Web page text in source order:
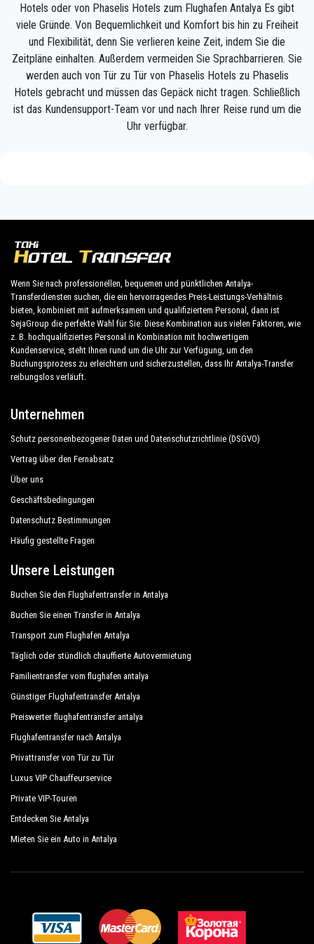
steigen, mit dem fahrbereiten Auto und einer
helfenden Hand, die bereit ist, Ihnen bei Ihrem zu
helfen Gepäck und bringen Sie zu Ihrem Ziel in
Phaselis .
Ihre Erfahrung mit unserem Transferservice wird
hervorragend sein, da unser Team aus stolzen
Fachleuten besteht, die dafür sorgen, dass Sie
Wir bieten unseren Kunden einen professionellen
und privaten Taxiservice zu einem erschwinglichen
Preis, professionellen Fahrern und komfortablen
Autos überall in Phaselis.
PrivateTransferAntalya ist nicht nur ein normales
Unternehmen, wir sind die schöne Alternative zu
öffentlichen Verkehrsmitteln von oder nach
Phaselis.
Tarife. Worauf wartest du ?
Buchen Sie jetzt Ihren privaten Transfer in Antalya
Die große Erfahrung unseres Unternehmens
garantiert allen unseren Kunden die Gewissheit
eines professionellen Service für alle, dank unserer
Unsere Kunden stehen bei uns an erster Stelle und
profitieren von Autos, die mit allem Komfort
ausgestattet sind, und einem Personal, das ihrem
Beruf würdig ist.
Dank der Professionalität der angebotenen
Dienstleistungen und der langjährigen Erfahrung in
diesem Bereich genießt unser Unternehmen einen
hervorragenden Ruf in der Stadt Antalya.
Wir bieten dem Kunden maximalen Komfort und
Alle unsere Fahrer sprechen Englisch und bieten
unseren Gästen ein Höchstmaß an Herzlichkeit und
Professionalität und werden jedes Jahr einer
unterzogen. Indem wir respektieren, was die
unabhängiger Transportlinien vorschreibt, gewinnen
wir großes Vertrauen von denjenigen, die einen der
Hotels oder von Phaselis Hotels zum Flughafen Antalya Es gibt
viele Gründe. Von Bequemlichkeit und Komfort bis hin zu Freiheit
und Flexibilität, denn Sie verlieren keine Zeit, indem Sie die
Zeitpläne einhalten. Außerdem vermeiden Sie Sprachbarrieren. Sie
werden auch von Tür zu Tür von Phaselis Hotels zu Phaselis
Hotels gebracht und müssen das Gepäck nicht tragen. Schließlich
ist das Kundensupport-Team vor und nach Ihrer Reise rund um die
Uhr verfügbar.
Wenn Sie nach professionellen, bequemen und pünktlichen Antalya-
Transferdiensten suchen, die ein hervorragendes Preis-Leistungs-Verhältnis
bieten, kombiniert mit aufmerksamem und qualifiziertem Personal, dann ist
SejaGroup die perfekte Wahl für Sie. Diese Kombination aus vielen Faktoren, wie
z. B. hochqualifiziertes Personal in Kombination mit hochwertigem
Kundenservice, steht Ihnen rund um die Uhr zur Verfügung, um den
Buchungsprozess zu erleichtern und sicherzustellen, dass Ihr Antalya-Transfer
reibungslos verläuft.
Unternehmen
Schutz personenbezogener Daten und Datenschutzrichtlinie (DSGVO)
Vertrag über den Fernabsatz
Über uns
Geschäftsbedingungen
Datenschutz Bestimmungen
Häufig gestellte Fragen
Unsere Leistungen
Buchen Sie den Flughafentransfer in Antalya
Buchen Sie einen Transfer in Antalya
Transport zum Flughafen Antalya
Täglich oder stündlich chauffierte Autovermietung
Familientransfer vom flughafen antalya
Günstiger Flughafentransfer Antalya
Preiswerter flughafentransfer antalya
Flughafentransfer nach Antalya
Privattransfer von Tür zu Tür
Luxus VIP Chauffeurservice
Private VIP-Touren
Entdecken Sie Antalya
Mieten Sie ein Auto in Antalya